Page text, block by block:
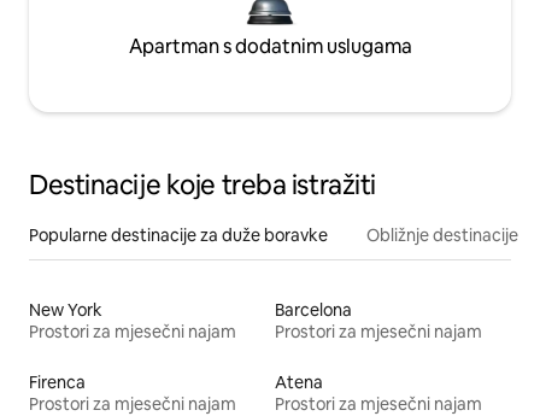
Apartman s dodatnim uslugama
Destinacije koje treba istražiti
Popularne destinacije za duže boravke Obližnje destinacije
New York
Prostori za mjesečni najam
Barcelona
Prostori za mjesečni najam
Firenca
Prostori za mjesečni najam
Atena
Prostori za mjesečni najam